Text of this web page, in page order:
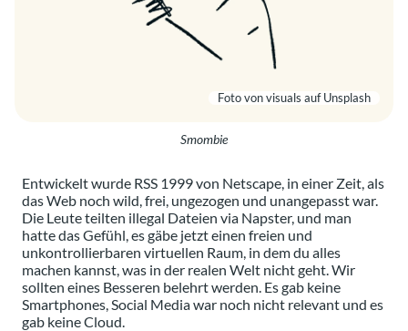
Foto vonvisuals aufUnsplash
Smombie
Entwickelt wurde RSS 1999 von Netscape, in einer Zeit, als
das Web noch wild, frei, ungezogen und unangepasst war.
Die Leute teilten illegal Dateien via Napster, und man
hatte das Gefühl, es gäbe jetzt einen freien und
unkontrollierbaren virtuellen Raum, in dem du alles
machen kannst, was in der realen Welt nicht geht. Wir
sollten eines Besseren belehrt werden. Es gab keine
Smartphones, Social Media war noch nicht relevant und es
gab keine Cloud.